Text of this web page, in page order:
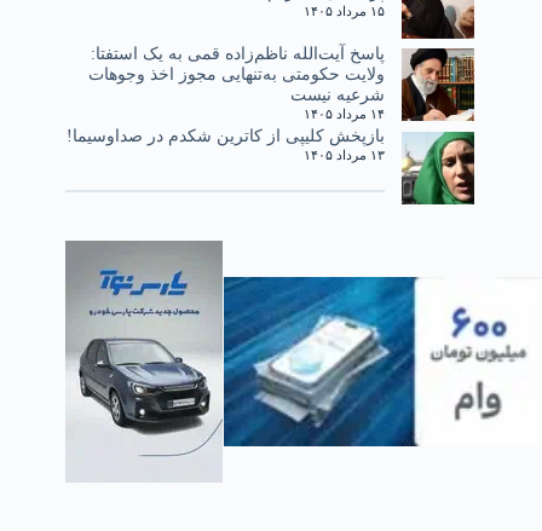
۱۵ مرداد ۱۴۰۵
پاسخ آیت‌الله ناظم‌زاده قمی به یک استفتا:
ولایت حکومتی به‌تنهایی مجوز اخذ وجوهات
شرعیه نیست
۱۴ مرداد ۱۴۰۵
بازپخش کلیپی از کاترین شکدم در صداوسیما!
۱۳ مرداد ۱۴۰۵